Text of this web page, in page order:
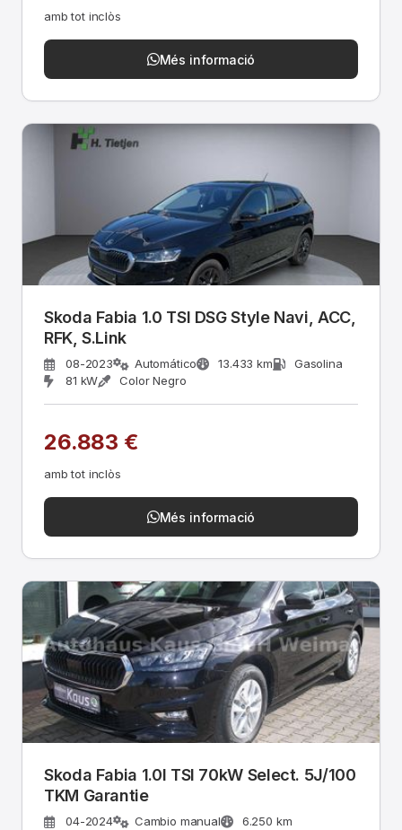
amb tot inclòs
Més informació
Skoda Fabia 1.0 TSI DSG Style Navi, ACC,
RFK, S.Link
08-2023 Automático 13.433 km
Gasolina
81 kW
Color Negro
26.883 €
amb tot inclòs
Més informació
Skoda Fabia 1.0l TSI 70kW Select. 5J/100
TKM Garantie
04-2024 Cambio manual
6.250 km